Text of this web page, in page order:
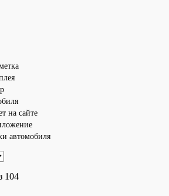
на сайте
автомобиля
104